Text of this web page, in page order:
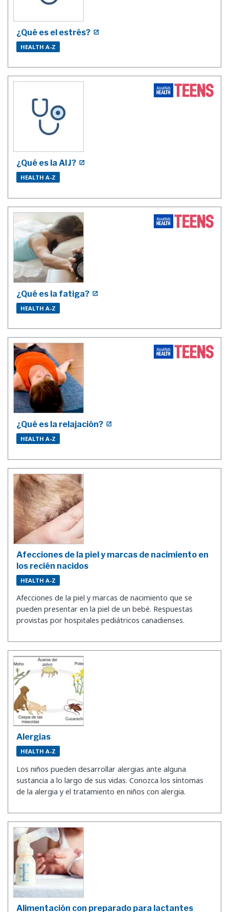
¿Qué es el estrés?
HEALTH A-Z
¿Qué es la AIJ?
HEALTH A-Z
¿Qué es la fatiga?
HEALTH A-Z
¿Qué es la relajación?
HEALTH A-Z
Afecciones de la piel y marcas de nacimiento en
los recién nacidos
HEALTH A-Z
Afecciones de la piel y marcas de nacimiento que se
pueden presentar en la piel de un bebé. Respuestas
provistas por hospitales pediátricos canadienses.
Alergias
HEALTH A-Z
Los niños pueden desarrollar alergias ante alguna
sustancia a lo largo de sus vidas. Conozca los síntomas
de la alergia y el tratamiento en niños con alergia.
Alimentación con preparado para lactantes